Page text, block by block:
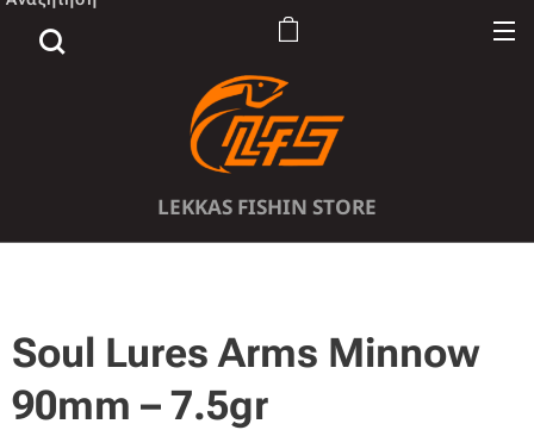
LEKKAS FISHIN STORE
Soul Lures Arms Minnow
90mm – 7.5gr